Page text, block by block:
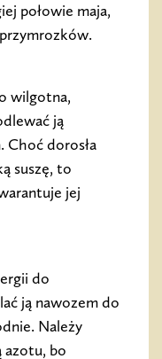
połowie maja,
wilgotna,
ją
Choć dorosła
suszę, to
jej
do
ją nawozem do
Należy
azotu, bo